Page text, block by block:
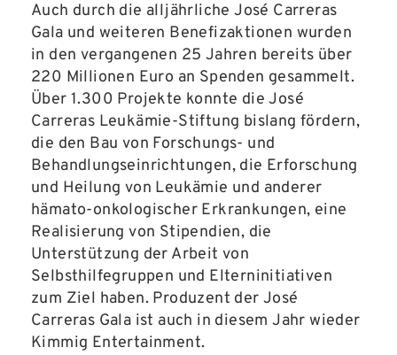
Auch durch die alljährliche José Carreras
Gala und weiteren Benefizaktionen wurden
in den vergangenen 25 Jahren bereits über
220 Millionen Euro an Spenden gesammelt.
Über 1.300 Projekte konnte die José
Carreras Leukämie-Stiftung bislang fördern,
die den Bau von Forschungs- und
Behandlungseinrichtungen, die Erforschung
und Heilung von Leukämie und anderer
hämato-onkologischer Erkrankungen, eine
Realisierung von Stipendien, die
Unterstützung der Arbeit von
Selbsthilfegruppen und Elterninitiativen
zum Ziel haben. Produzent der José
Carreras Gala ist auch in diesem Jahr wieder
Kimmig Entertainment.